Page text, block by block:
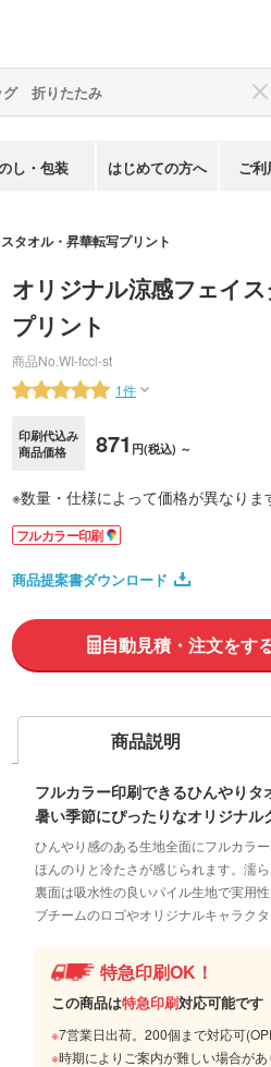
し・包装 はじめての方へ ご利
タオル・昇華転写プリント
オリジナル涼感フェイ
プリント
商品No. WI-fccl-st
1件
印刷代込み
商品価格
871 円(税込) ～
※数量・仕様によって価格が異なりま
フルカラー印刷
商品提案書ダウンロード
自動見積・注文をす
商品説明
フルカラー印刷できるひんやりタ
暑い季節にぴったりなオリジナル
ひんやり感のある生地全面にフルカラ
ほんのりと冷たさが感じられます。濡
裏面は吸水性の良いパイル生地で実用
ブチームのロゴやオリジナルキャラク
特急印刷OK！
この商品は特急印刷対応可能です
※7営業日出荷。200個まで対応可
※時期によりご案内が難しい場合が